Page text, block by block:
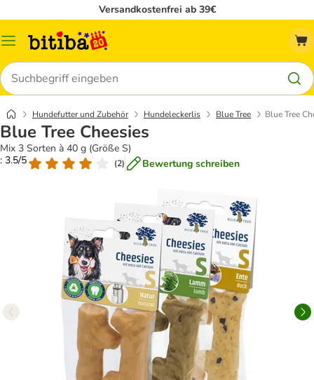
Versandkostenfrei ab 39€
Menü
Suchen
Hundefutter und Zubehör Hundeleckerlis Blue Tree Blue Tree
Blue Tree Cheesies
Mix 3 Sorten à 40 g (Größe S)
: 3.5/5
(2) Bewertung schreiben